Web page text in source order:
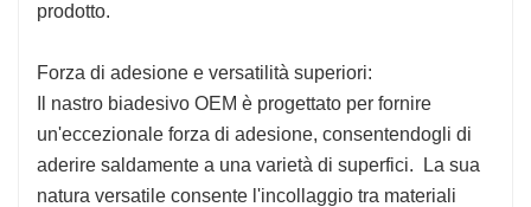
prodotto.
Forza di adesione e versatilità superiori:
Il nastro biadesivo OEM è progettato per fornire
un'eccezionale forza di adesione, consentendogli di
aderire saldamente a una varietà di superfici. La sua
natura versatile consente l'incollaggio tra materiali